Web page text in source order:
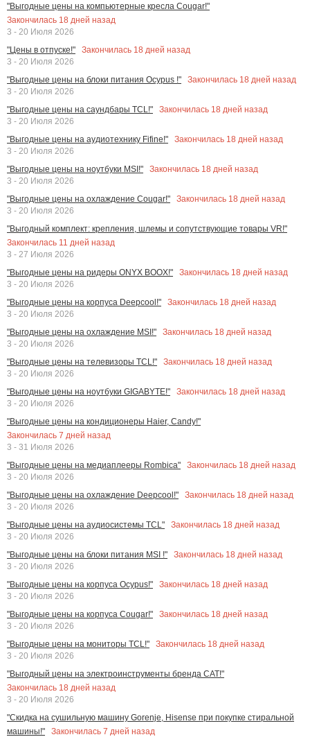
"Выгодные цены на компьютерные кресла Cougar!"
Закончилась 18 дней назад
3 - 20 Июля 2026
"Цены в отпуске!"
Закончилась 18 дней назад
3 - 20 Июля 2026
"Выгодные цены на блоки питания Ocypus !"
Закончилась 18 дней назад
3 - 20 Июля 2026
"Выгодные цены на саундбары TCL!"
Закончилась 18 дней назад
3 - 20 Июля 2026
"Выгодные цены на аудиотехнику Fifine!"
Закончилась 18 дней назад
3 - 20 Июля 2026
"Выгодные цены на ноутбуки MSI!"
Закончилась 18 дней назад
3 - 20 Июля 2026
"Выгодные цены на охлаждение Cougar!"
Закончилась 18 дней назад
3 - 20 Июля 2026
"Выгодный комплект: крепления, шлемы и сопутствующие товары VR!"
Закончилась 11 дней назад
3 - 27 Июля 2026
"Выгодные цены на ридеры ONYX BOOX!"
Закончилась 18 дней назад
3 - 20 Июля 2026
"Выгодные цены на корпуса Deepcool!"
Закончилась 18 дней назад
3 - 20 Июля 2026
"Выгодные цены на охлаждение MSI!"
Закончилась 18 дней назад
3 - 20 Июля 2026
"Выгодные цены на телевизоры TCL!"
Закончилась 18 дней назад
3 - 20 Июля 2026
"Выгодные цены на ноутбуки GIGABYTE!"
Закончилась 18 дней назад
3 - 20 Июля 2026
"Выгодные цены на кондиционеры Haier, Candy!"
Закончилась 7 дней назад
3 - 31 Июля 2026
"Выгодные цены на медиаплееры Rombica"
Закончилась 18 дней назад
3 - 20 Июля 2026
"Выгодные цены на охлаждение Deepcool!"
Закончилась 18 дней назад
3 - 20 Июля 2026
"Выгодные цены на аудиосистемы TCL"
Закончилась 18 дней назад
3 - 20 Июля 2026
"Выгодные цены на блоки питания MSI !"
Закончилась 18 дней назад
3 - 20 Июля 2026
"Выгодные цены на корпуса Ocypus!"
Закончилась 18 дней назад
3 - 20 Июля 2026
"Выгодные цены на корпуса Cougar!"
Закончилась 18 дней назад
3 - 20 Июля 2026
"Выгодные цены на мониторы TCL!"
Закончилась 18 дней назад
3 - 20 Июля 2026
"Выгодный цены на электроинструменты бренда CAT!"
Закончилась 18 дней назад
3 - 20 Июля 2026
"Скидка на сушильную машину Gorenje, Hisense при покупке стиральной
машины!"
Закончилась 7 дней назад